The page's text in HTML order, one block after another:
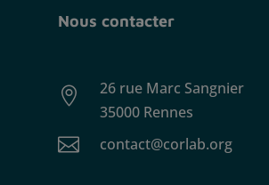
Nous contacter

26 rue Marc Sangnier
35000 Rennes
 contact@corlab.org